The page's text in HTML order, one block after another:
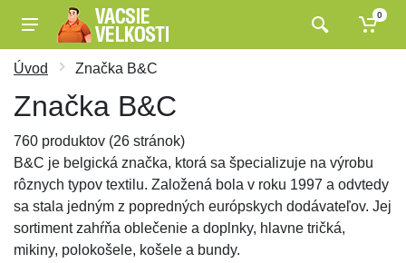
0
Úvod Značka B&C
Značka B&C
760 produktov (26 stránok)
B&C je belgická značka, ktorá sa špecializuje na výrobu
rôznych typov textilu. Založená bola v roku 1997 a odvtedy
sa stala jedným z popredných európskych dodávateľov. Jej
sortiment zahŕňa oblečenie a doplnky, hlavne tričká,
mikiny, polokošele, košele a bundy.